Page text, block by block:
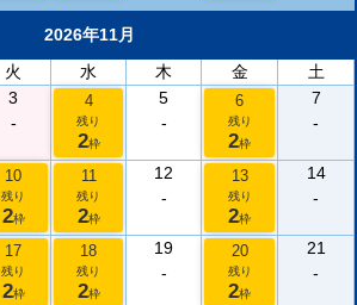
2026年11月
火 水 木 金
土
3
-
4
残り
2枠
5
-
6
残り
2枠
7
-
10
残り
2枠
11
残り
2枠
12
-
13
残り
2枠
14
-
17
残り
2枠
18
残り
2枠
19
-
20
残り
2枠
21
-